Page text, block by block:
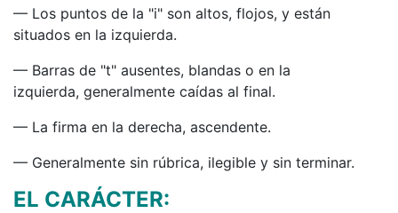
— Los puntos de la "i" son altos, flojos, y están
situados en la izquierda.
— Barras de "t" ausentes, blandas o en la
izquierda, generalmente caídas al final.
— La firma en la derecha, ascendente.
— Generalmente sin rúbrica, ilegible y sin terminar.
EL CARÁCTER: